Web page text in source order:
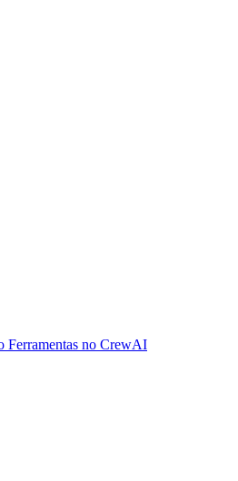
Ferramentas no CrewAI